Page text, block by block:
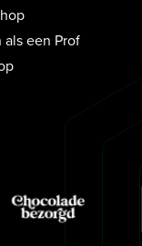
als een Prof